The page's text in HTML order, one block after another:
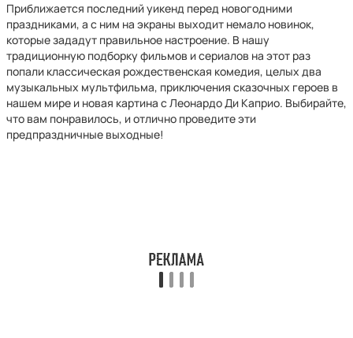
Приближается последний уикенд перед новогодними
праздниками, а с ним на экраны выходит немало новинок,
которые зададут правильное настроение. В нашу
традиционную подборку фильмов и сериалов на этот раз
попали классическая рождественская комедия, целых два
музыкальных мультфильма, приключения сказочных героев в
нашем мире и новая картина с Леонардо Ди Каприо. Выбирайте,
что вам понравилось, и отлично проведите эти
предпраздничные выходные!